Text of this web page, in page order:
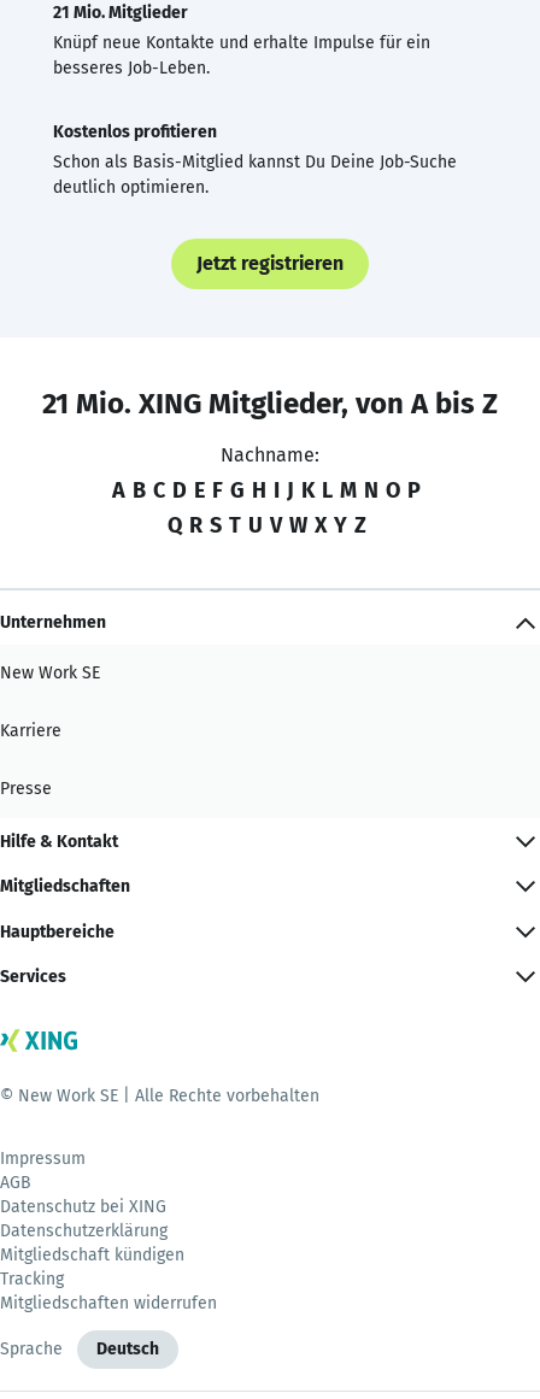
21 Mio. Mitglieder
Knüpf neue Kontakte und erhalte Impulse für ein
besseres Job-Leben.
Kostenlos profitieren
Schon als Basis-Mitglied kannst Du Deine Job-Suche
deutlich optimieren.
Jetzt registrieren
21 Mio. XING Mitglieder, von A bis Z
Nachname:
A B C D E F G H I J K L M N O P
Q R S T U V W X Y Z
Unternehmen
New Work SE
Karriere
Presse
Hilfe & Kontakt
Mitgliedschaften
Hauptbereiche
Services
© New Work SE | Alle Rechte vorbehalten
Impressum
AGB
Datenschutz bei XING
Datenschutzerklärung
Mitgliedschaft kündigen
Tracking
Mitgliedschaften widerrufen
Sprache Deutsch